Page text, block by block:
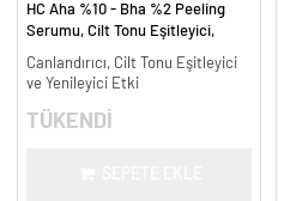
HC Aha %10 - Bha %2 Peeling
Serumu, Cilt Tonu Eşitleyici,
Canlandırıcı, Cilt Tonu Eşitleyici
ve Yenileyici Etki
TÜKENDİ